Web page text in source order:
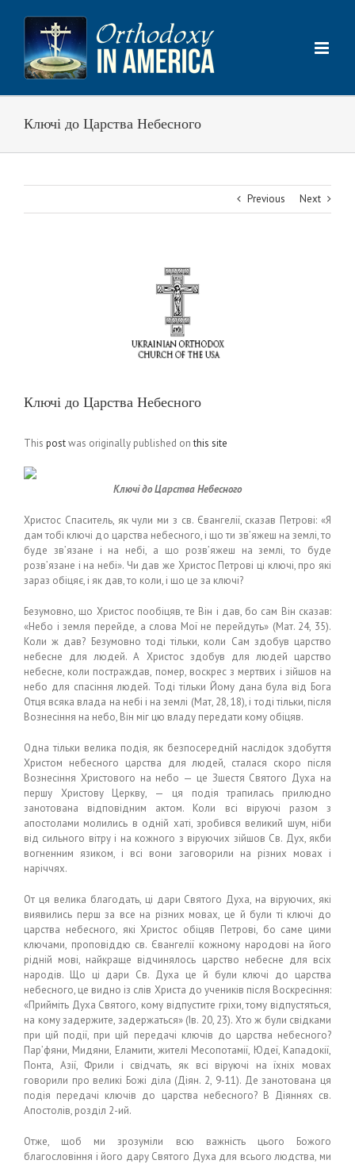
content
Ключі до Царства Небесного
Previous Next
Ключі до Царства Небесного
This postwas originally published onthis site
Ключі до Царства Небесного
Христос Спаситель, як чули ми з св. Євангелії, сказав Петрові: «Я
дам тобі ключі до царства небесного, і що ти зв’яжеш на землі, то
буде зв’язане і на небі, а що розв’яжеш на землі, то буде
розв’язане і на небі». Чи дав же Христос Петрові ці ключі, про які
зараз обіцяє, і як дав, то коли, і що це за ключі?
Безумовно, що Христос пообіцяв, те Він і дав, бо сам Він сказав:
«Небо і земля перейде, а слова Мої не перейдуть» (Мат. 24, 35).
Коли ж дав? Безумовно тоді тільки, коли Сам здобув царство
небесне для людей. А Христос здобув для людей царство
небесне, коли постраждав, помер, воскрес з мертвих і зійшов на
небо для спасіння людей. Тоді тільки Йому дана була від Бога
Отця всяка влада на небі і на землі (Мат, 28, 18), і тоді тільки, після
Вознесіння на небо, Він міг цю владу передати кому обіцяв.
Одна тільки велика подія, як безпосередній наслідок здобуття
Христом небесного царства для людей, сталася скоро після
Вознесіння Христового на небо — це Зшестя Святого Духа на
першу Христову Церкву, — ця подія трапилась прилюдно
занотована відповідним актом. Коли всі віруючі разом з
апостолами молились в одній хаті, зробився великий шум, ніби
від сильного вітру і на кожного з віруючих зійшов Св. Дух, якби
вогненним язиком, і всі вони заговорили на різних мовах і
наріччях.
От ця велика благодать, ці дари Святого Духа, на віруючих, які
виявились перш за все на різних мовах, це й були ті ключі до
царства небесного, які Христос обіцяв Петрові, бо саме цими
ключами, проповіддю св. Євангелії кожному народові на його
рідній мові, найкраще відчинялось царство небесне для всіх
народів. Що ці дари Св. Духа це й були ключі до царства
небесного, це видно із слів Христа до учеників після Воскресіння:
«Прийміть Духа Святого, кому відпустите гріхи, тому відпустяться,
на кому задержите, задержаться» (Ів. 20, 23). Хто ж були свідками
при цій події, при цій передачі ключів до царства небесного?
Пар’фяни, Мидяни, Еламити, жителі Месопотамії, Юдеї, Кападокії,
Понта, Азії, Фрили і свідчать, як всі віруючі на їхніх мовах
говорили про великі Божі діла (Діян. 2, 9-11). Де занотована ця
подія передачі ключів до царства небесного? В Діяннях св.
Апостолів, розділ 2-ий.
Отже, щоб ми зрозуміли всю важність цього Божого
благословіння і його дару Святого Духа для всього людства, ми